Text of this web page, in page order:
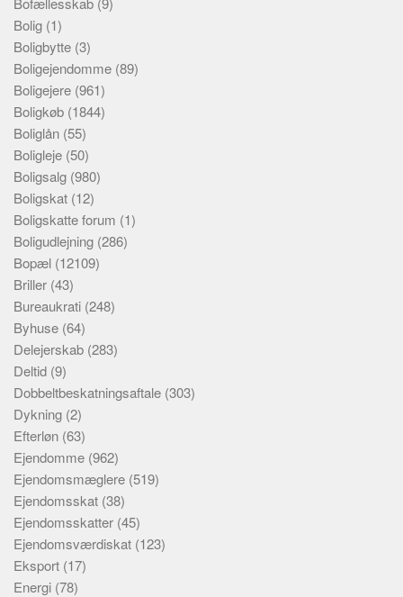
Bolig (1)
Boligbytte (3)
Boligejendomme (89)
Boligejere (961)
Boligkøb (1844)
Boliglån (55)
Boligleje (50)
Boligsalg (980)
Boligskat (12)
Boligskatte forum (1)
Boligudlejning (286)
Bopæl (12109)
Briller (43)
Bureaukrati (248)
Byhuse (64)
Delejerskab (283)
Deltid (9)
Dobbeltbeskatningsaftale (303)
Dykning (2)
Efterløn (63)
Ejendomme (962)
Ejendomsmæglere (519)
Ejendomsskat (38)
Ejendomsskatter (45)
Ejendomsværdiskat (123)
Eksport (17)
Energi (78)